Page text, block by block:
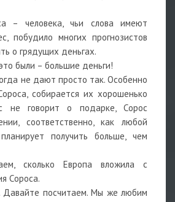
– человека, чьи слова имеют
побудило многих прогнозистов
о грядущих деньгах.
были – большие деньги!
не дают просто так. Особенно
собирается их хорошенько
не говорит о подарке, Сорос
соответственно, как любой
получить больше, чем
сколько Европа вложила с
Сороса.
Давайте посчитаем. Мы же любим